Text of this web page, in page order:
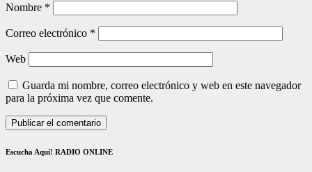
Nombre *
Correo electrónico *
Web
Guarda mi nombre, correo electrónico y web en este navegador
para la próxima vez que comente.
Escucha Aquí! RADIO ONLINE